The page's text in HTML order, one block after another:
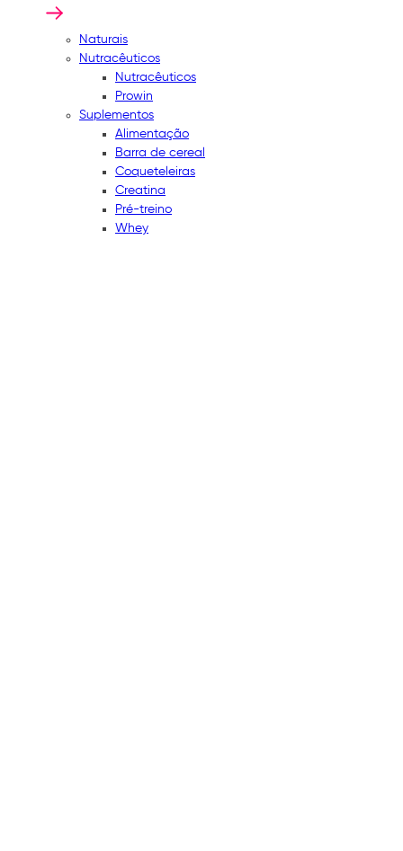
Naturais
Nutracêuticos
Nutracêuticos
Prowin
Suplementos
Alimentação
Barra de cereal
Coqueteleiras
Creatina
Pré-treino
Whey